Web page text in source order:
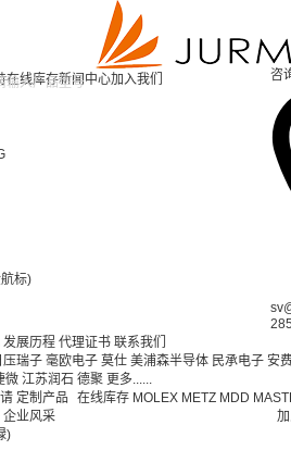
在线库存新闻中心加入我们
咨
标)
)
发展历程 代理证书 联系我们
压瑞子 毫欧电子 莫仕 美浦森半导体 民承电子 安
微 江苏润石 德聚 更多......
定制产品 在线库存 MOLEX METZ MDD
企业风采